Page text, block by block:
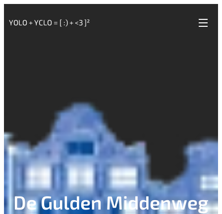
YOLO + YCLO = [ :) + <3 ]²
De Gulden Middenweg